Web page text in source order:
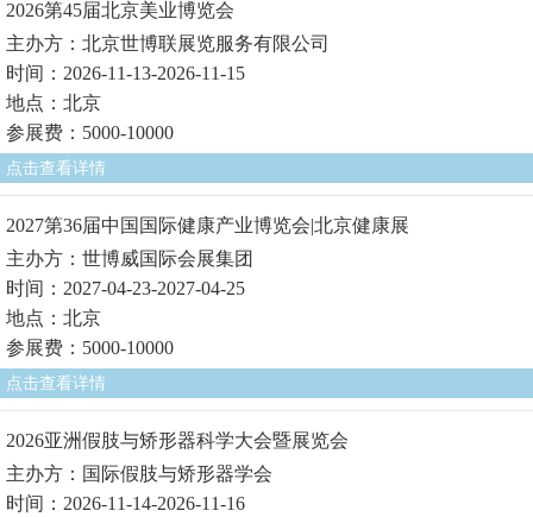
2026第45届北京美业博览会
主办方：北京世博联展览服务有限公司
时间：2026-11-13-2026-11-15
地点：北京
参展费：5000-10000
点击查看详情
2027第36届中国国际健康产业博览会|北京健康展
主办方：世博威国际会展集团
时间：2027-04-23-2027-04-25
地点：北京
参展费：5000-10000
点击查看详情
2026亚洲假肢与矫形器科学大会暨展览会
主办方：国际假肢与矫形器学会
时间：2026-11-14-2026-11-16